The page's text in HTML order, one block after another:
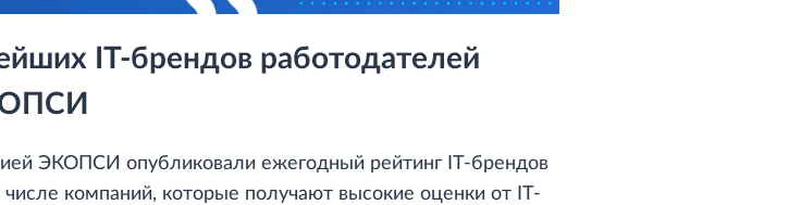
IT-брендов работодателей
ЭКОПСИ опубликовали ежегодный рейтинг IT-брендов
компаний, которые получают высокие оценки от IT-